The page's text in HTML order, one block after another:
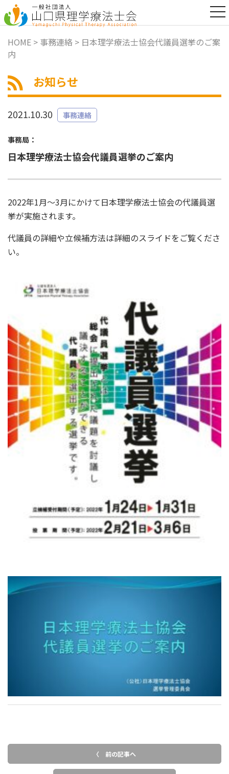
HOME > 事務連絡 > 日本理学療法士協会代議員選挙のご案
内
お知らせ
2021.10.30 事務連絡
事務局：
日本理学療法士協会代議員選挙のご案内
2022年1月～3月にかけて日本理学療法士協会の代議員選
挙が実施されます。
代議員の詳細や立候補方法は詳細のスライドをご覧くださ
い。
〈 前の記事へ
t
o
g
g
l
i